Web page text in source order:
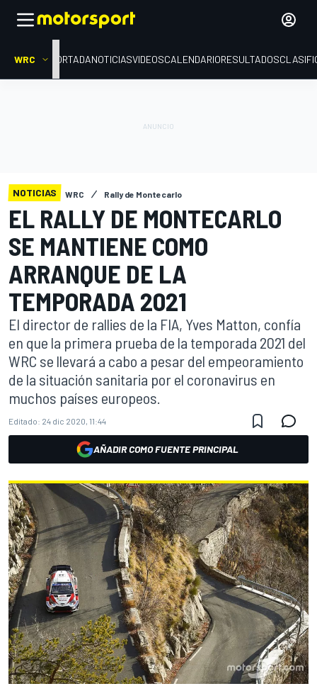
WRC PORTADANOTICIASVIDEOSCALENDARIORESULTADOS
NOTICIAS WRC Rally de Montecarlo
EL RALLY DE MONTECARLO
SE MANTIENE COMO
ARRANQUE DE LA
TEMPORADA 2021
El director de rallies de la FIA, Yves Matton, confía
en que la primera prueba de la temporada 2021 del
WRC se llevará a cabo a pesar del empeoramiento
de la situación sanitaria por el coronavirus en
muchos países europeos.
Editado: 24 dic 2020, 11:44
AÑADIR COMO FUENTE PRINCIPAL